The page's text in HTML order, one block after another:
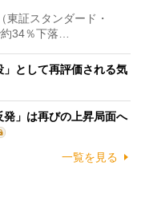
証スタンダード・
34％下落…
として再評価される気
」は再びの上昇局面へ
一覧を見る